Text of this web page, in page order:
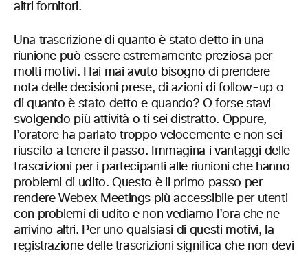
altri fornitori.
Una trascrizione di quanto è stato detto in una
riunione può essere estremamente preziosa per
molti motivi. Hai mai avuto bisogno di prendere
nota delle decisioni prese, di azioni di follow-up o
di quanto è stato detto e quando? O forse stavi
svolgendo più attività o ti sei distratto. Oppure,
l’oratore ha parlato troppo velocemente e non sei
riuscito a tenere il passo. Immagina i vantaggi delle
trascrizioni per i partecipanti alle riunioni che hanno
problemi di udito. Questo è il primo passo per
rendere Webex Meetings più accessibile per utenti
con problemi di udito e non vediamo l’ora che ne
arrivino altri. Per uno qualsiasi di questi motivi, la
registrazione delle trascrizioni significa che non devi